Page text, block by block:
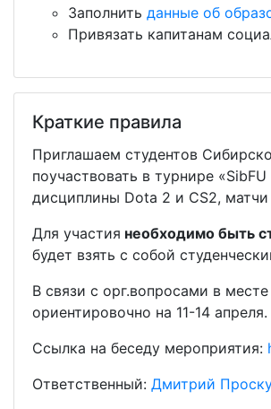
Заполнить данные об
Привязать капитанам
Краткие правила
Приглашаем студентов
поучаствовать в турнире
дисциплины Dota 2 и CS2,
Для участия необходимо быть
будет взять с собой
В связи с орг.вопросами в
ориентировочно на 11-14 апреля.
Ссылка на беседу мероприятия:
Ответственный: Дмитрий